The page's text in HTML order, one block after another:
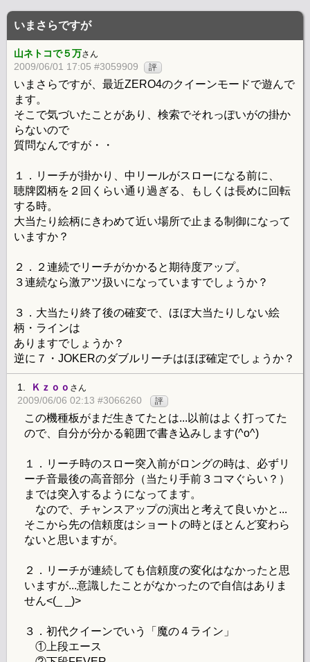
いまさらですが
山ネトコで５万さん
2009/06/01 17:05 #3059909 評
いまさらですが、最近ZERO4のクイーンモードで遊んで
ます。
そこで気づいたことがあり、検索でそれっぽいがの掛か
らないので
質問なんですが・・
１．リーチが掛かり、中リールがスローになる前に、
聴牌図柄を２回くらい通り過ぎる、もしくは長めに回転
する時。
大当たり絵柄にきわめて近い場所で止まる制御になって
いますか？
２．２連続でリーチがかかると期待度アップ。
３連続なら激アツ扱いになっていますでしょうか？
３．大当たり終了後の確変で、ほぼ大当たりしない絵
柄・ラインは
ありますでしょうか？
逆に７・JOKERのダブルリーチはほぼ確定でしょうか？
1. Ｋｚｏｏ さん
2009/06/06 02:13 #3066260 評
この機種板がまだ生きてたとは...以前はよく打ってた
ので、自分が分かる範囲で書き込みします(^o^)
１．リーチ時のスロー突入前がロングの時は、必ずリ
ーチ音最後の高音部分（当たり手前３コマぐらい？）
までは突入するようになってます。
なので、チャンスアップの演出と考えて良いかと...
そこから先の信頼度はショートの時とほとんど変わら
ないと思いますが。
２．リーチが連続しても信頼度の変化はなかったと思
いますが...意識したことがなかったので自信はありま
せん<(_ _)>
３．初代クイーンでいう「魔の４ライン」
①上段エース